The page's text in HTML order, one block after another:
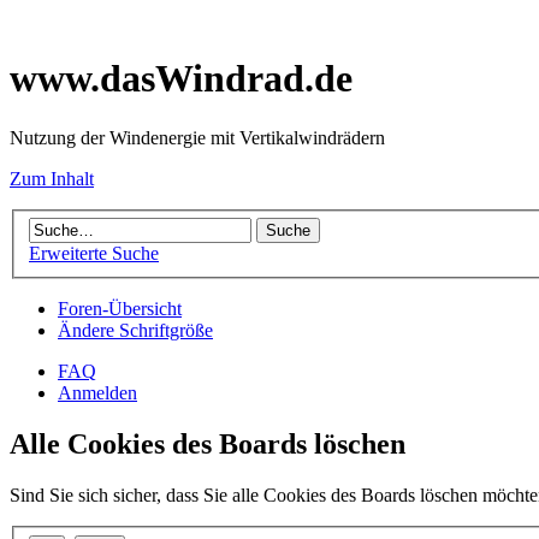
www.dasWindrad.de
Nutzung der Windenergie mit Vertikalwindrädern
Zum Inhalt
Erweiterte Suche
Foren-Übersicht
Ändere Schriftgröße
FAQ
Anmelden
Alle Cookies des Boards löschen
Sind Sie sich sicher, dass Sie alle Cookies des Boards löschen